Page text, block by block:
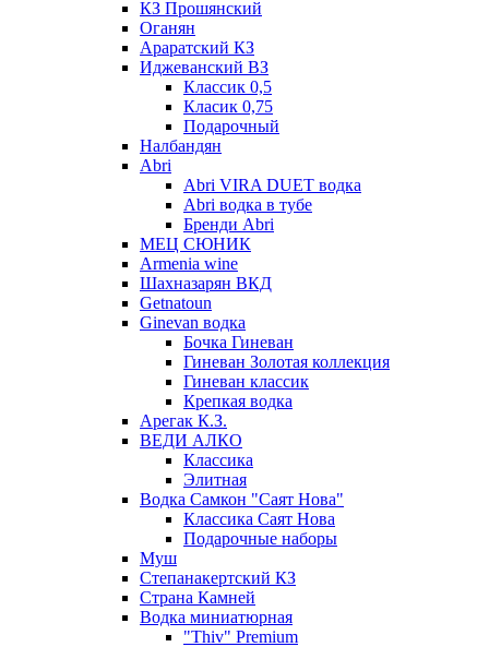
КЗ Прошянский
Оганян
Араратский КЗ
Иджеванский ВЗ
Классик 0,5
Класик 0,75
Подарочный
Налбандян
Abri
Abri VIRA DUET водка
Abri водка в тубе
Бренди Abri
МЕЦ СЮНИК
Armenia wine
Шахназарян ВКД
Getnatoun
Ginevan водка
Бочка Гиневан
Гиневан Золотая коллекция
Гиневан классик
Крепкая водка
Арегак К.З.
ВЕДИ АЛКО
Классика
Элитная
Водка Самкон "Саят Нова"
Классика Саят Нова
Подарочные наборы
Муш
Степанакертский КЗ
Страна Камней
Водка миниатюрная
"Thiv" Premium